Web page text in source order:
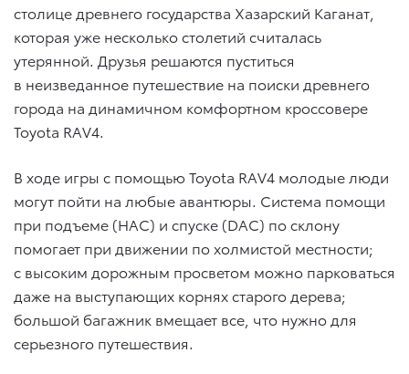
столице древнего государства Хазарский Каганат,
которая уже несколько столетий считалась
утерянной. Друзья решаются пуститься
в неизведанное путешествие на поиски древнего
города на динамичном комфортном кроссовере
Toyota RAV4.
В ходе игры с помощью Toyota RAV4 молодые люди
могут пойти на любые авантюры. Система помощи
при подъеме (HAC) и спуске (DAC) по склону
помогает при движении по холмистой местности;
c высоким дорожным просветом можно парковаться
даже на выступающих корнях старого дерева;
большой багажник вмещает все, что нужно для
серьезного путешествия.